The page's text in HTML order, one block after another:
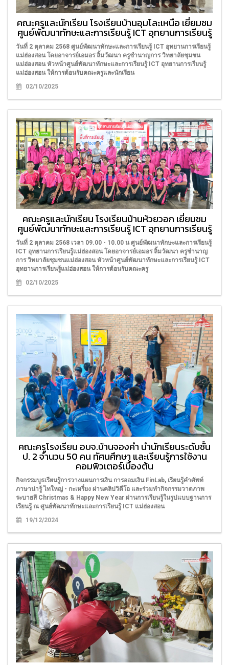
คณะครูและนักเรียน โรงเรียนบ้านอุมโละเหนือ เยี่ยมชม
ศูนย์พัฒนาทักษะและการเรียนรู้ ICT อุทยานการเรียนรู้
วันที่ 2 ตุลาคม 2568 ศูนย์พัฒนาทักษะและการเรียนรู้ ICT อุทยานการเรียนรู้
แม่ฮ่องสอน โดยอาจารย์เอมอร ลิ้มวัฒนา ครูชำนาญการ วิทยาลัยชุมชน
แม่ฮ่องสอน หัวหน้าศูนย์พัฒนาทักษะและการเรียนรู้ ICT อุทยานการเรียนรู้
แม่ฮ่องสอน ให้การต้อนรับคณะครูและนักเรียน
02/10/2025
คณะครูและนักเรียน โรงเรียนบ้านห้วยวอก เยี่ยมชม
ศูนย์พัฒนาทักษะและการเรียนรู้ ICT อุทยานการเรียนรู้
วันที่ 2 ตุลาคม 2568 เวลา 09.00 - 10.00 น ศูนย์พัฒนาทักษะและการเรียนรู้
ICT อุทยานการเรียนรู้แม่ฮ่องสอน โดยอาจารย์เอมอร ลิ้มวัฒนา ครูชำนาญ
การ วิทยาลัยชุมชนแม่ฮ่องสอน หัวหน้าศูนย์พัฒนาทักษะและการเรียนรู้ ICT
อุทยานการเรียนรู้แม่ฮ่องสอน ให้การต้อนรับคณะครู
02/10/2025
คณะครูโรงเรียน อบจ.บ้านจองคำ นำนักเรียนระดับชั้น
ป. 2 จำนวน 50 คน ทัศนศึกษา และเรียนรู้การใช้งาน
คอมพิวเตอร์เบื้องต้น
กิจกรรมบูธเรียนรู้การวางแผนการเงิน การออมเงิน FinLab, เรียนรู้คำศัพท์
ภาษาน่ารู้ ไทใหญ่ - กะเหรี่ยง ผ่านคลิปวิดีโอ และร่วมทำกิจกรรมวาดภาพ
ระบายสี Christmas & Happy New Year ผ่านการเรียนรู้ในรูปแบบฐานการ
เรียนรู้ ณ ศูนย์พัฒนาทักษะและการเรียนรู้ ICT แม่ฮ่องสอน
19/12/2024